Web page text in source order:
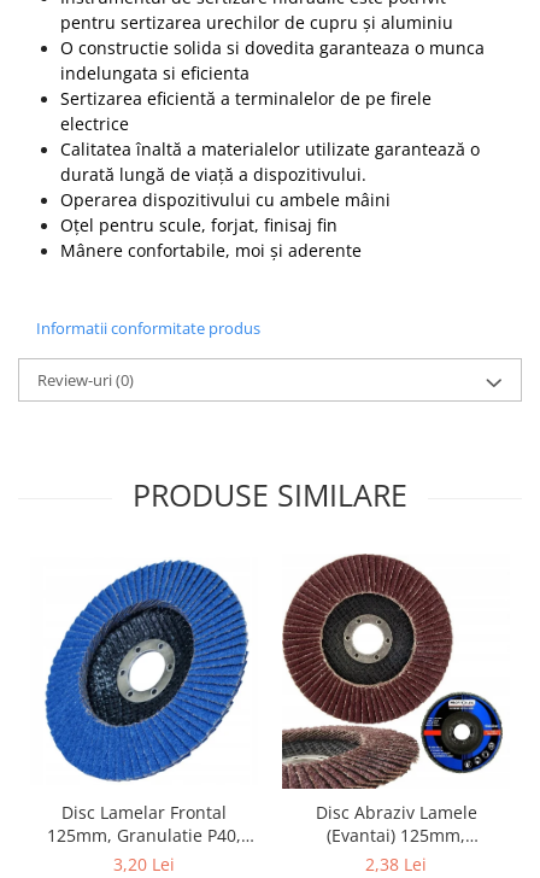
pentru sertizarea urechilor de cupru și aluminiu
O constructie solida si dovedita garanteaza o munca
indelungata si eficienta
Sertizarea eficientă a terminalelor de pe firele
electrice
Calitatea înaltă a materialelor utilizate garantează o
durată lungă de viață a dispozitivului.
Operarea dispozitivului cu ambele mâini
Oțel pentru scule, forjat, finisaj fin
Mânere confortabile, moi și aderente
Informatii conformitate produs
Review-uri(0)
PRODUSE SIMILARE
Disc Lamelar Frontal
125mm, Granulatie P40,
Abraziv Premium din
3,20 Lei
Disc Abraziv Lamele
(Evantai) 125mm,
Granulație , pentru Metal și
2,38 Lei